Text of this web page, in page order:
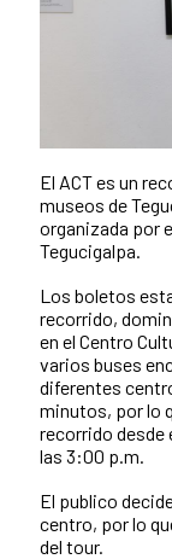
El ACT es un
museos de
organizada por
Tegucigalpa.
Los boletos
recorrido,
en el Centro
varios buses
diferentes
minutos, por lo
recorrido desde
las 3:00 p.m.
El publico
centro, por lo
del tour.